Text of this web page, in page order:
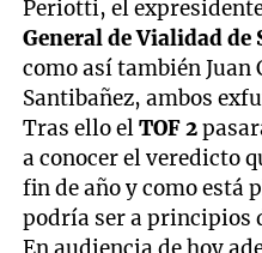
Periotti, el
General de Vialidad de
como así también
Santibañez, ambos
Tras ello elTOF 2
a conocer el veredicto
fin de año y como está
podría ser a principios